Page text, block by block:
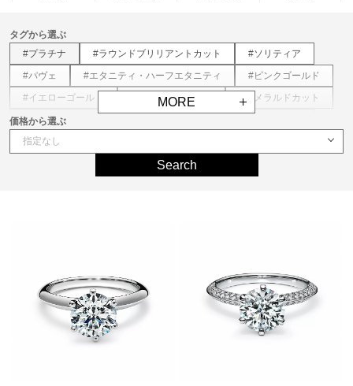
タグから選ぶ
#プラチナ
#ラウンドブリリアントカット
#ソリティア
#パヴェ
#エタニティ・ハーフエタニティ
#ピンクゴールド
#イエローゴールド
#クッションカット
#エメラルドカット
#プリンセスカット
MORE
価格から選ぶ
Search